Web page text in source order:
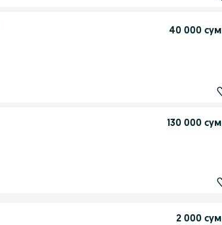
40 000 сум
130 000 сум
2 000 сум